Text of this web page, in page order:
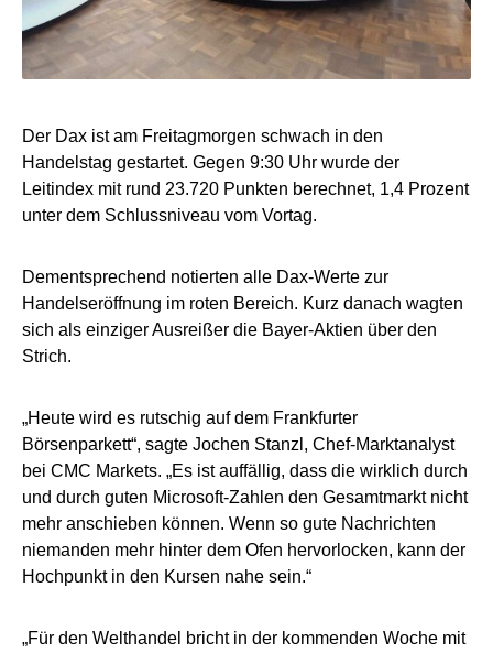
Der Dax ist am Freitagmorgen schwach in den
Handelstag gestartet. Gegen 9:30 Uhr wurde der
Leitindex mit rund 23.720 Punkten berechnet, 1,4 Prozent
unter dem Schlussniveau vom Vortag.
Dementsprechend notierten alle Dax-Werte zur
Handelseröffnung im roten Bereich. Kurz danach wagten
sich als einziger Ausreißer die Bayer-Aktien über den
Strich.
„Heute wird es rutschig auf dem Frankfurter
Börsenparkett“, sagte Jochen Stanzl, Chef-Marktanalyst
bei CMC Markets. „Es ist auffällig, dass die wirklich durch
und durch guten Microsoft-Zahlen den Gesamtmarkt nicht
mehr anschieben können. Wenn so gute Nachrichten
niemanden mehr hinter dem Ofen hervorlocken, kann der
Hochpunkt in den Kursen nahe sein.“
„Für den Welthandel bricht in der kommenden Woche mit